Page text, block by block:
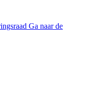
Ga naar de